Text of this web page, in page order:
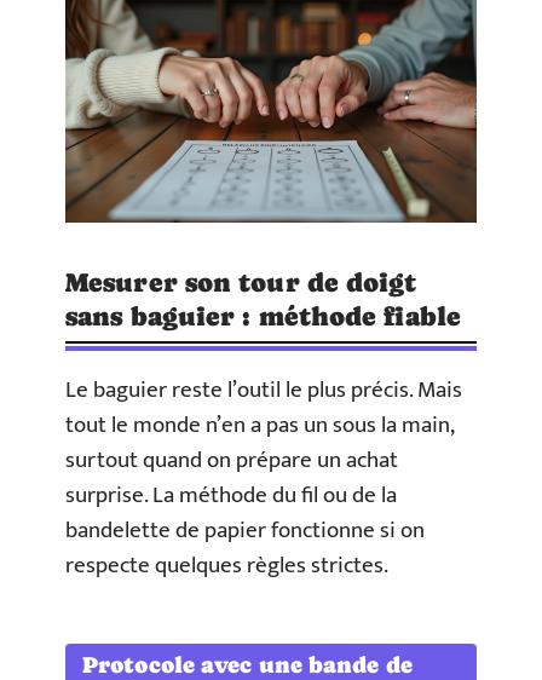
Mesurer son tour de doigt
sans baguier : méthode fiable
Le baguier reste l’outil le plus précis. Mais
tout le monde n’en a pas un sous la main,
surtout quand on prépare un achat
surprise. La méthode du fil ou de la
bandelette de papier fonctionne si on
respecte quelques règles strictes.
Protocole avec une bande de